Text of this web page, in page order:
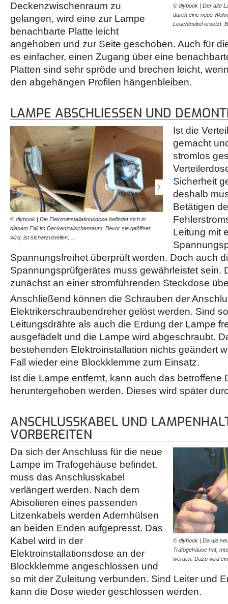
© diybook | Der alte
durch eine neue
Leuchtmittel ersetzt.
Deckenzwischenraum zu
gelangen, wird eine zur Lampe
benachbarte Platte leicht
angehoben und zur Seite geschoben. Auch für
es einfacher, einen Zugang über eine
Platten sind sehr spröde und brechen leicht,
den abgehängen Profilen hängenbleiben.
LAMPE ABSCHLIESSEN UND
© diybook | Die Elektroinstallationsdose befindet sich in
diesem Fall im Deckenzwischenraum. Bevor sie geöffnet
wird, ist sicherzustellen,…
© diybook | Um
Spannungsprüfgerät
stromführenden
Ist die
gemacht
stromlos
Sicherheit
deshalb
Betätigen
Leitung mit
Spannungsfreihet überprüft werden. Doch auch
Spannungsprüfgerätes muss gewährleistet sein.
zunächst an einer stromführenden Steckdose
Anschließend können die Schrauben der
Elektrikerschraubendreher gelöst werden. Sind
Leitungsdrähte als auch die Erdung der Lampe
ausgefädelt und die Lampe wird abgeschraubt.
bestehenden Elektroinstallation nichts geändert
Fall wieder eine Blockklemme zum Einsatz.
Ist die Lampe entfernt, kann auch das betroffene
heruntergehoben werden. Dieses wird später
ANSCHLUSSKABEL UND
VORBEREITEN
© diybook | Da die
Trafogehäuse hat,
werden. Dazu wird
Da sich der Anschluss für die neue
Lampe im Trafogehäuse befindet,
muss das Anschlusskabel
verlängert werden. Nach dem
Abisolieren eines passenden
Litzenkabels werden Adernhülsen
an beiden Enden aufgepresst. Das
Kabel wird in der
Elektroinstallationsdose an der
Blockklemme angeschlossen und
so mit der Zuleitung verbunden. Sind Leiter und
kann die Dose wieder geschlossen werden.